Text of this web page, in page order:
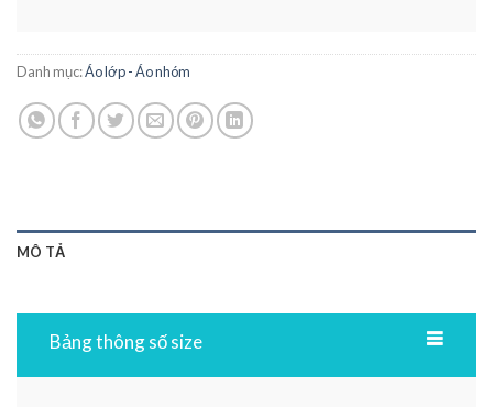
Danh mục:Áo lớp - Áo nhóm
MÔ TẢ
Bảng thông số size